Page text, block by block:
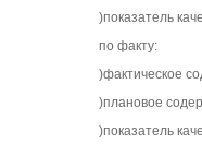
)показатель
по факту:
)фактическое
)плановое
)показатель